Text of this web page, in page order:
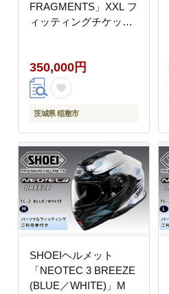
FRAGMENTS」XXL フ
ィッティングチケット
グ ネオテック ショウエ
イ [1526]
350,000円
茨城県 稲敷市
SHOEIヘルメット
「NEOTEC 3 BREEZE
(BLUE／WHITE)」M